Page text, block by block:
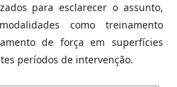
para esclarecer o assunto,
como treinamento
de força em superfícies
períodos de intervenção.